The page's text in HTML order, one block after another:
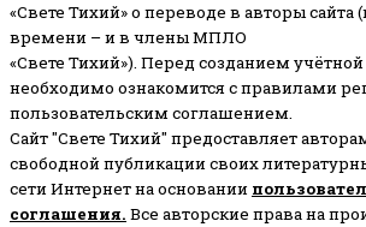
«Свете Тихий» о переводе в авторы сайта
времени – и в члены МПЛО
«Свете Тихий»). Перед созданием учётной
необходимо ознакомится с правилами
пользовательским соглашением.
Сайт "Свете Тихий" предоставляет
свободной публикации своих
сети Интернет на основании
соглашения. Все авторские права на